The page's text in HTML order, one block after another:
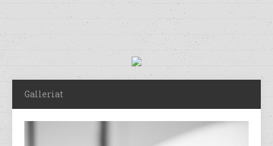
Galleriat